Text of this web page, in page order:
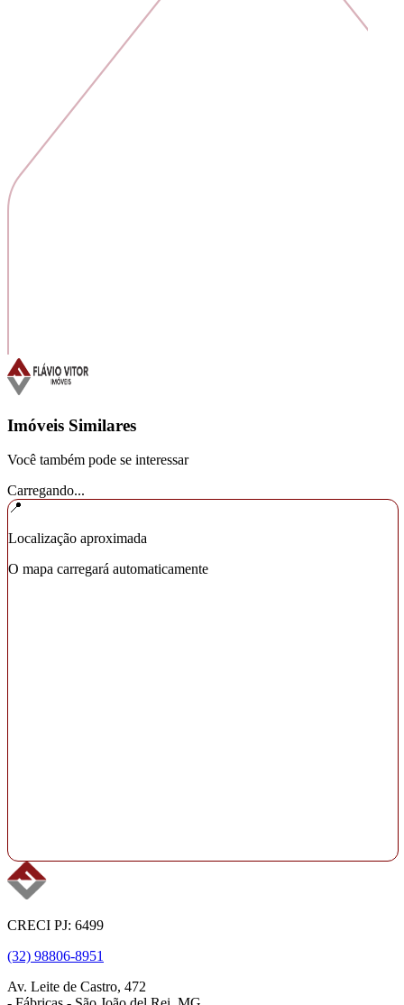
Imóveis Similares
Você também pode se interessar
Carregando...
📍
Localização aproximada
O mapa carregará automaticamente
CRECI PJ: 6499
(32) 98806-8951
Av. Leite de Castro, 472